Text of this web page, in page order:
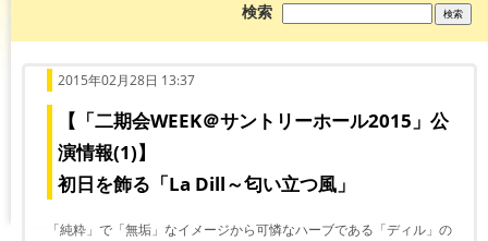
検索
を
2015年02月28日 13:37
【「二期会WEEK＠サントリーホール2015」公
演情報(1)】
初日を飾る「La Dill～匂い立つ風」
「純粋」で「無垢」なイメージから可憐なハーブである「ディル」の